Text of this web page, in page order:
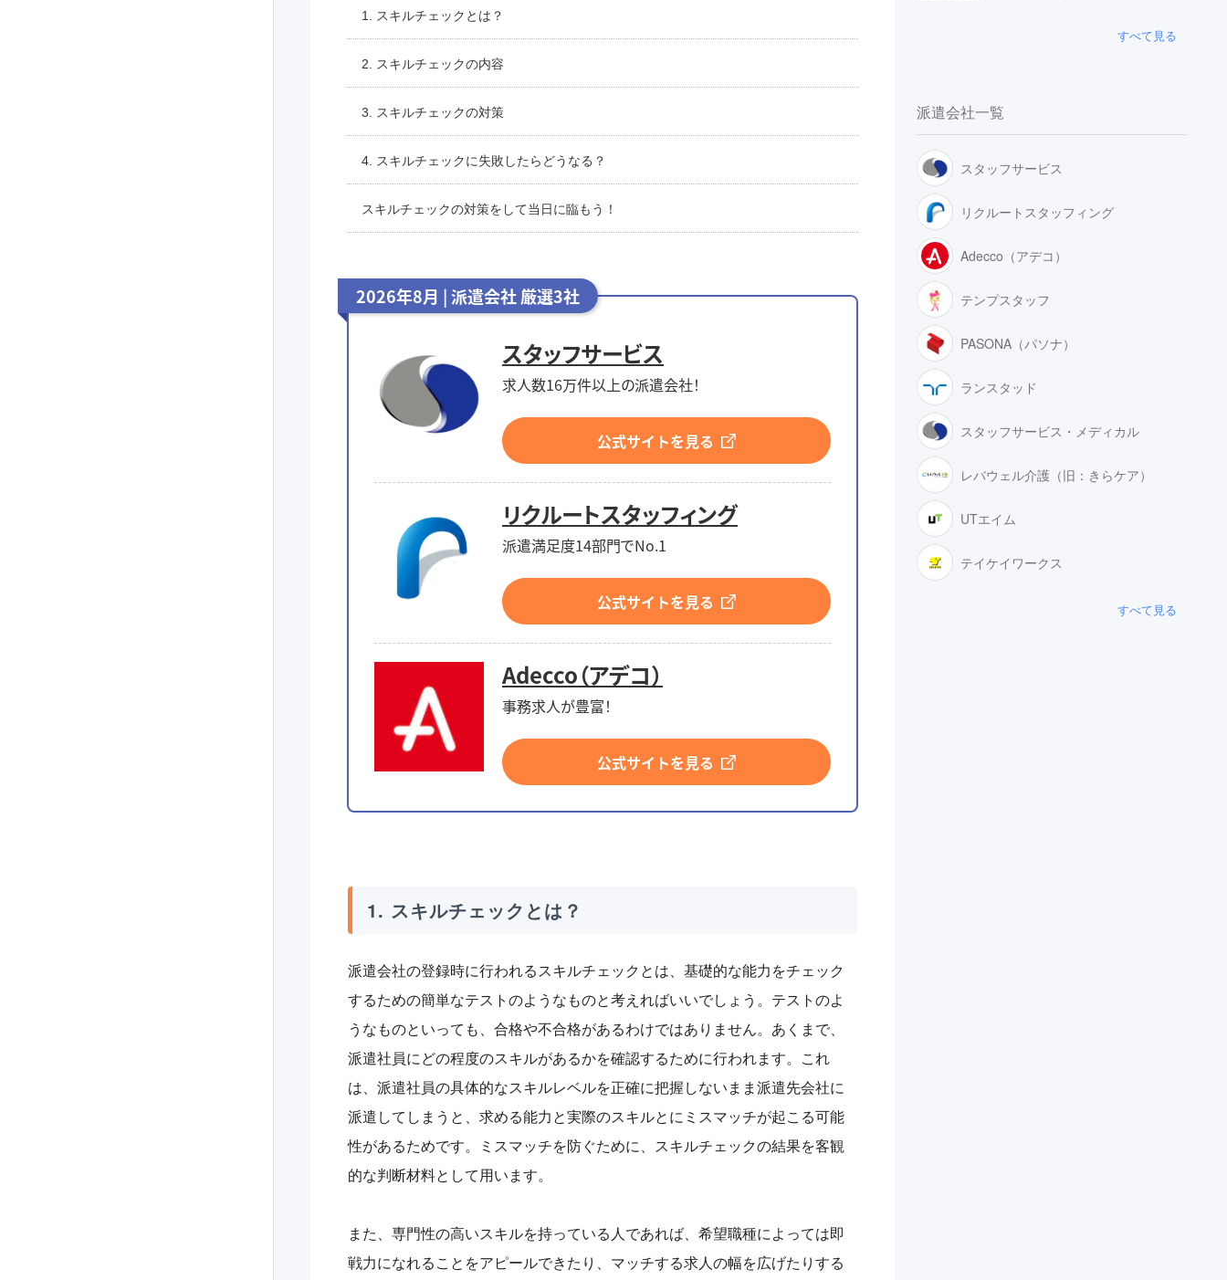
1. スキルチェックとは？
2. スキルチェックの内容
3. スキルチェックの対策
4. スキルチェックに失敗したらどうなる？
スキルチェックの対策をして当日に臨もう！
2026年8月 | 派遣会社 厳選3社
スタッフサービス
求人数16万件以上の派遣会社！
公式サイトを見る
リクルートスタッフィング
派遣満足度14部門でNo.1
公式サイトを見る
Adecco（アデコ）
事務求人が豊富！
公式サイトを見る
1. スキルチェックとは？
派遣会社の登録時に行われるスキルチェックとは、基礎的な能力をチェック
するための簡単なテストのようなものと考えればいいでしょう。テストのよ
うなものといっても、合格や不合格があるわけではありません。あくまで、
派遣社員にどの程度のスキルがあるかを確認するために行われます。これ
は、派遣社員の具体的なスキルレベルを正確に把握しないまま派遣先会社に
派遣してしまうと、求める能力と実際のスキルとにミスマッチが起こる可能
性があるためです。ミスマッチを防ぐために、スキルチェックの結果を客観
的な判断材料として用います。
また、専門性の高いスキルを持っている人であれば、希望職種によっては即
戦力になれることをアピールできたり、マッチする求人の幅を広げたりする
すべて見る
派遣会社一覧
スタッフサービス
リクルートスタッフィング
Adecco（アデコ）
テンプスタッフ
PASONA（パソナ）
ランスタッド
スタッフサービス・メディカル
レバウェル介護（旧：きらケア）
UTエイム
テイケイワークス
すべて見る